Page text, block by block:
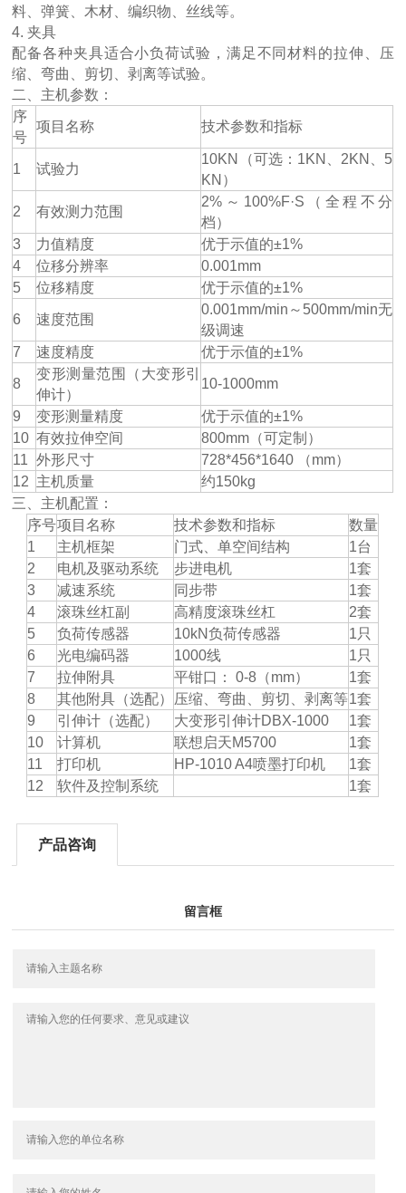
料、弹簧、木材、编织物、丝线等。
4. 夹具
配备各种夹具适合小负荷试验，满足不同材料的拉伸、压
缩、弯曲、剪切、剥离等试验。
二、主机参数：
序
号
项目名称 技术参数和指标
1 试验力
10KN（可选：1KN、2KN、5
KN）
2 有效测力范围
2%～100%F·S（全程不分
档）
3
力值精度
优于示值的±1%
4
位移分辨率
0.001mm
5
位移精度 优于示值的±1%
6 速度范围
0.001mm/min～500mm/min无
级调速
7
速度精度 优于示值的±1%
8
变形测量范围（大变形引
伸计）
10-1000mm
9 变形测量精度
优于示值的±1%
10 有效拉伸空间
800mm（可定制）
11
外形尺寸
728*456*1640 （mm）
12 主机质量
约150kg
三、主机配置：
序号项目名称 技术参数和指标
数量
1
主机框架 门式、单空间结构
1台
2
电机及驱动系统 步进电机
1套
3
减速系统 同步带
1套
4
滚珠丝杠副 高精度滚珠丝杠
2套
5
负荷传感器 10kN负荷传感器
1只
6
光电编码器 1000线
1只
7
拉伸附具 平钳口： 0-8（mm）
1套
8
其他附具（选配） 压缩、弯曲、剪切、剥离等1套
9
引伸计（选配） 大变形引伸计DBX-1000
1套
10
计算机 联想启天M5700
1套
11
打印机 HP-1010 A4喷墨打印机
1套
12
软件及控制系统 1套
产品咨询
留言框